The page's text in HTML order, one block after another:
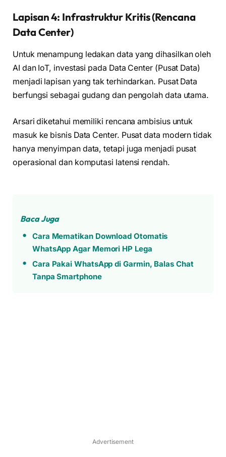
Lapisan 4: Infrastruktur Kritis (Rencana
Data Center)
Untuk menampung ledakan data yang dihasilkan oleh
AI dan IoT, investasi pada Data Center (Pusat Data)
menjadi lapisan yang tak terhindarkan. Pusat Data
berfungsi sebagai gudang dan pengolah data utama.
Arsari diketahui memiliki rencana ambisius untuk
masuk ke bisnis Data Center. Pusat data modern tidak
hanya menyimpan data, tetapi juga menjadi pusat
operasional dan komputasi latensi rendah.
Baca Juga
Cara Mematikan Download Otomatis
WhatsApp Agar Memori HP Lega
Cara Pakai WhatsApp di Garmin, Balas Chat
Tanpa Smartphone
Advertisement